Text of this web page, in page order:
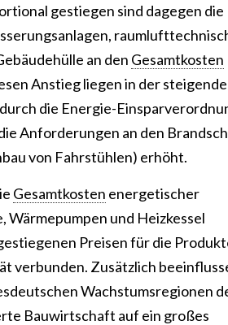
gestiegen sind dagegen die
an den Gesamtkosten
Anstieg liegen in der
die Energie-
Anforderungen an den
von Fahrstühlen) erhöht.
Gesamtkosten energetischer
und Heizkessel
Preisen für die
verbunden. Zusätzlich
Wachstumsregionen
Bauwirtschaft auf ein großes